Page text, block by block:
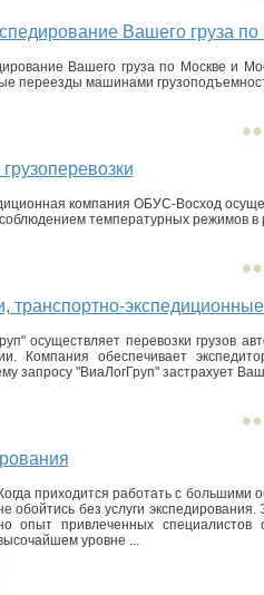
Вашего груза
Вашего груза по Москве и
переезды машинами
компания ОБУС-Восход
соблюдением температурных режимов
транспортно-экспедиционные
осуществляет перевозки грузов
Компания обеспечивает
запросу "ВиаЛогГруп" застрахует
Когда приходится работать с большими
обойтись без услуги
опыт привлеченных
уровне ...